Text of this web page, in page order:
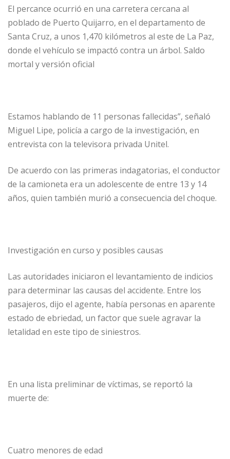
El percance ocurrió en una carretera cercana al
poblado de Puerto Quijarro, en el departamento de
Santa Cruz, a unos 1,470 kilómetros al este de La Paz,
donde el vehículo se impactó contra un árbol. Saldo
mortal y versión oficial
Estamos hablando de 11 personas fallecidas”, señaló
Miguel Lipe, policía a cargo de la investigación, en
entrevista con la televisora privada Unitel.
De acuerdo con las primeras indagatorias, el conductor
de la camioneta era un adolescente de entre 13 y 14
años, quien también murió a consecuencia del choque.
Investigación en curso y posibles causas
Las autoridades iniciaron el levantamiento de indicios
para determinar las causas del accidente. Entre los
pasajeros, dijo el agente, había personas en aparente
estado de ebriedad, un factor que suele agravar la
letalidad en este tipo de siniestros.
En una lista preliminar de víctimas, se reportó la
muerte de:
Cuatro menores de edad